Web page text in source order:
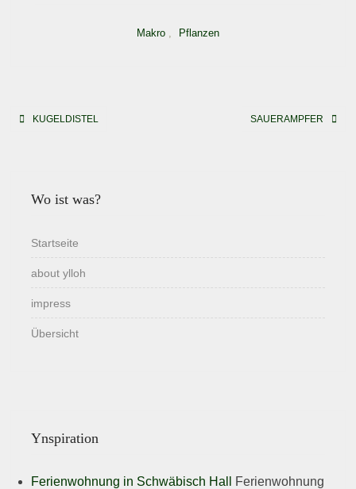
Makro, Pflanzen
Beitragsnavigation
KUGELDISTEL SAUERAMPFER
Wo ist was?
Startseite
about ylloh
impress
Übersicht
Ynspiration
Ferienwohnung in Schwäbisch Hall
Ferienwohnung